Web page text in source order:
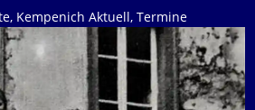
, Kempenich Aktuell, Termine